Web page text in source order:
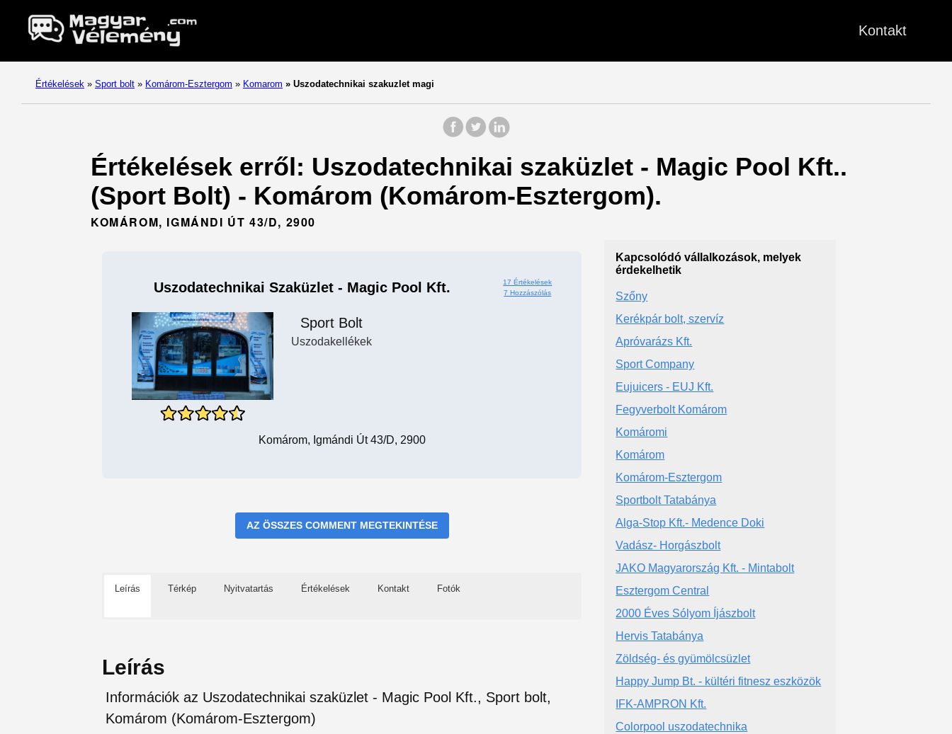
Kontakt
Értékelések » Sport bolt » Komárom-Esztergom » Komarom » Uszodatechnikai szakuzlet magi
Értékelések erről: Uszodatechnikai szaküzlet - Magic Pool Kft..
(Sport Bolt) - Komárom (Komárom-Esztergom).
KOMÁROM, IGMÁNDI ÚT 43/D, 2900
Uszodatechnikai Szaküzlet - Magic Pool Kft.
17 Értékelések
7 Hozzászólás
Sport Bolt
Uszodakellékek
Komárom, Igmándi Út 43/D, 2900
AZ ÖSSZES COMMENT MEGTEKINTÉSE
Leírás Térkép Nyitvatartás Értékelések Kontakt Fotók
Leírás
Információk az Uszodatechnikai szaküzlet - Magic Pool Kft., Sport bolt,
Komárom (Komárom-Esztergom)
Kapcsolódó vállalkozások, melyek
érdekelhetik
Szőny
Kerékpár bolt, szervíz
Apróvarázs Kft.
Sport Company
Eujuicers - EUJ Kft.
Fegyverbolt Komárom
Komáromi
Komárom
Komárom-Esztergom
Sportbolt Tatabánya
Alga-Stop Kft.- Medence Doki
Vadász- Horgászbolt
JAKO Magyarország Kft. - Mintabolt
Esztergom Central
2000 Éves Sólyom Íjászbolt
Hervis Tatabánya
Zöldség- és gyümölcsüzlet
Happy Jump Bt. - kültéri fitnesz eszközök
IFK-AMPRON Kft.
Colorpool uszodatechnika